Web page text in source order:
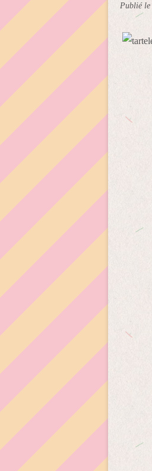
Publié le